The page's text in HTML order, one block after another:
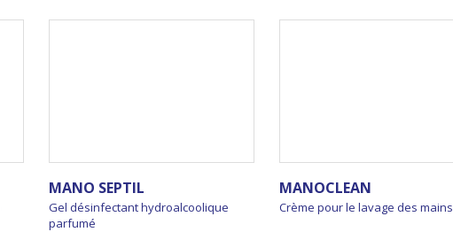
MANO SEPTIL
Gel désinfectant hydroalcoolique
parfumé
MANOCLEAN
Crème pour le lavage des mains